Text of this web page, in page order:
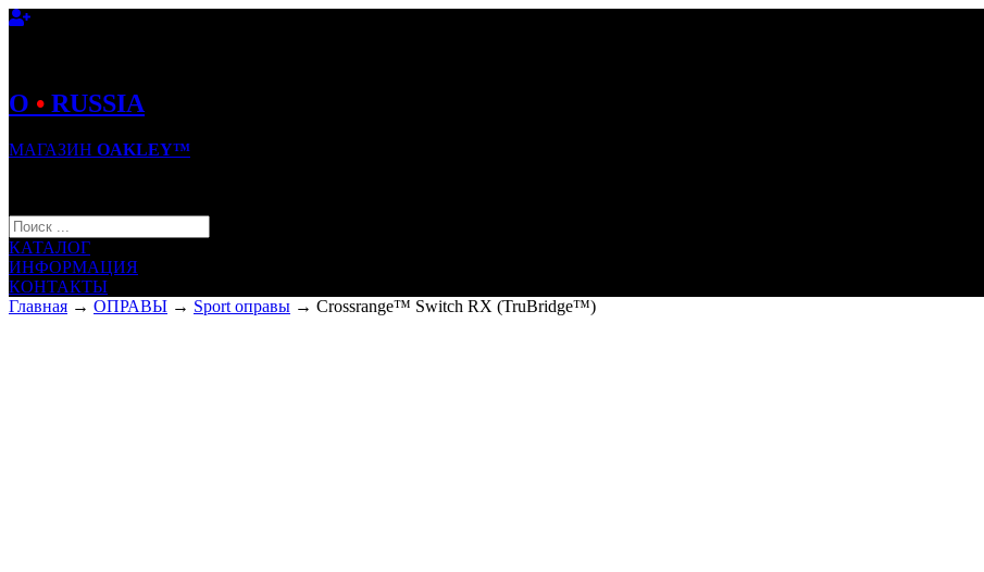
O • RUSSIA
МАГАЗИН OAKLEY™
КАТАЛОГ
ИНФОРМАЦИЯ
КОНТАКТЫ
Главная → ОПРАВЫ → Sport оправы → Crossrange™ Switch RX (TruBridge™)